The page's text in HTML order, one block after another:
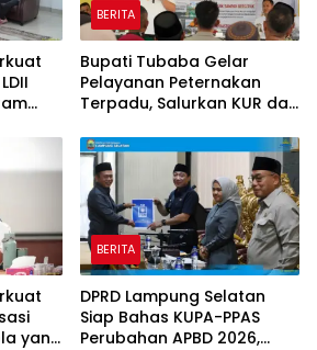
BERITA
Bupati Tubaba Gelar
Pelayanan Peternakan
Terpadu, Salurkan KUR dan
Ketenagakerjaan
yang
BERITA
DPRD Lampung Selatan
Siap Bahas KUPA-PPAS
Perubahan APBD 2026,